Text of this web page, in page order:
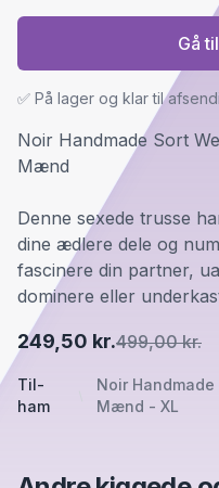
Til-
ham
Noir
Mænd - XL
249,50 kr.499,00 kr.
Noir Handmade Sort
Mænd
Denne sexede trusse
dine ædlere dele og
fascinere din partner,
dominere eller
✅ På lager og klar til
Gå